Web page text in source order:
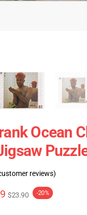
Ocean
reviews)
$23.90 -20%